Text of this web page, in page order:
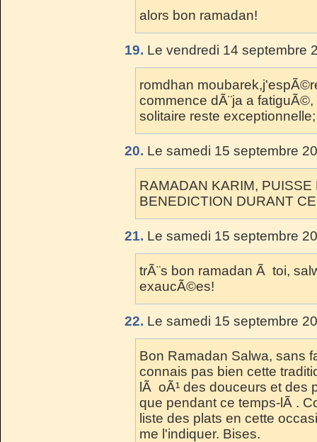
alors bon ramadan!
19. Le vendredi 14 septembre
romdhan
commence dÃ¨ja a
solitaire reste exceptionnelle;
20. Le samedi 15 septembre
RAMADAN KARIM,
BENEDICTION DURANT
21. Le samedi 15 septembre
trÃ¨s bon ramadan Ã toi,
exaucÃ©es!
22. Le samedi 15 septembre
Bon Ramadan Salwa, sans
connais pas bien cette
lÃ oÃ¹ des douceurs et des
que pendant ce temps-lÃ .
liste des plats en cette
me l'indiquer. Bises.